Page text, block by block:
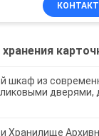
КОНТАКТ
шкаф из
дверями,
Хранилище